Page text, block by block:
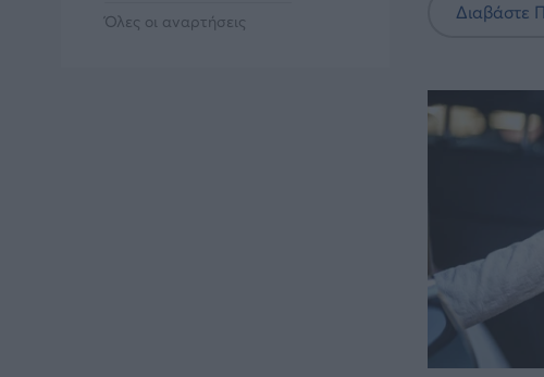
Όλες οι αναρτήσεις
Διαβάστε